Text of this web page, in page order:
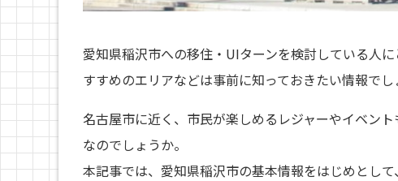
愛知県稲沢市への移住・UIターンを検討している人
すすめのエリアなどは事前に知っておきたい情報でし
名古屋市に近く、市民が楽しめるレジャーやイベン
なのでしょうか。
本記事では、愛知県稲沢市の基本情報をはじめとし